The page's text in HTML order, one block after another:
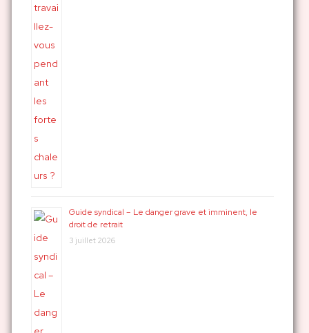
Guide syndical – Le danger grave et imminent, le
droit de retrait
3 juillet 2026